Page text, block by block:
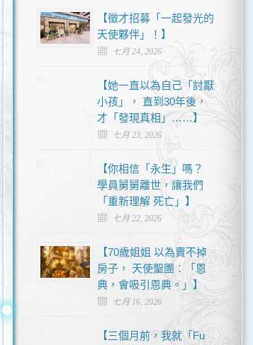
【徵才招募「一起發光的
天使夥伴」！】
七月 24, 2026
【她一直以為自己「討厭
小孩」， 直到30年後，
才「發現真相」……】
七月 23, 2026
【你相信「永生」嗎？
學員舅舅離世，讓我們
「重新理解 死亡」】
七月 22, 2026
【70歲姐姐 以為賣不掉
房子， 天使聖團：「恩
典，會吸引恩典。」】
七月 16, 2026
【三個月前，我就「Fu